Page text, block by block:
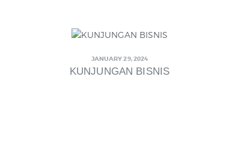
JANUARY 29, 2024
KUNJUNGAN BISNIS